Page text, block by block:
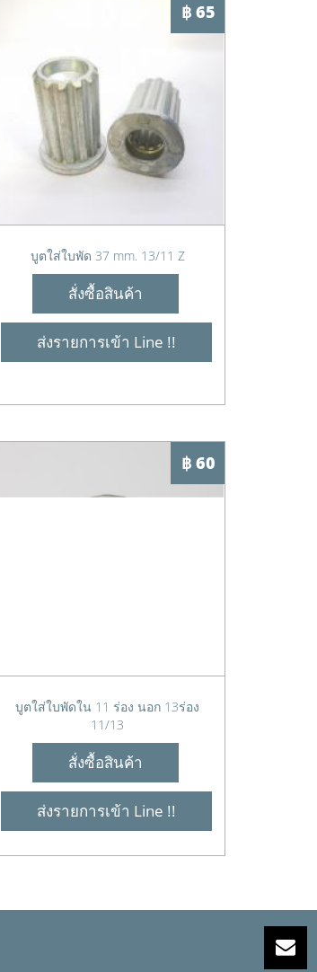
฿ 65
บูตใส่ใบพัด 37 mm. 13/11 Z
สั่งซื้อสินค้า
ส่งรายการเข้า Line !!
฿ 60
บูตใส่ใบพัดใน 11 ร่อง นอก 13ร่อง
11/13
สั่งซื้อสินค้า
ส่งรายการเข้า Line !!